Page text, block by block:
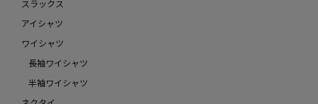
スラックス
アイシャツ
ワイシャツ
長袖ワイシャツ
半袖ワイシャツ